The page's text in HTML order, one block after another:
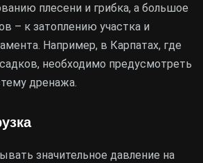
плесени и грибка, а большое
– к затоплению участка и
Например, в Карпатах, где
необходимо предусмотреть
дренажа.
значительное давление на